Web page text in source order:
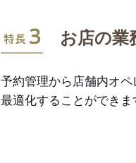
特長3
お店の業
予約管理から店舗内オペ
最適化することができま